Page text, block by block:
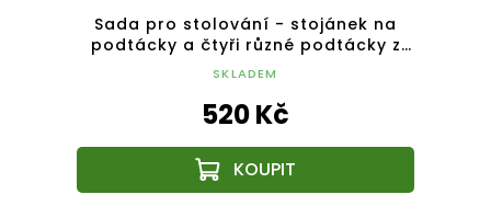
Sada pro stolování - stojánek na
podtácky a čtyři různé podtácky z
masivního dřeva
SKLADEM
520 Kč